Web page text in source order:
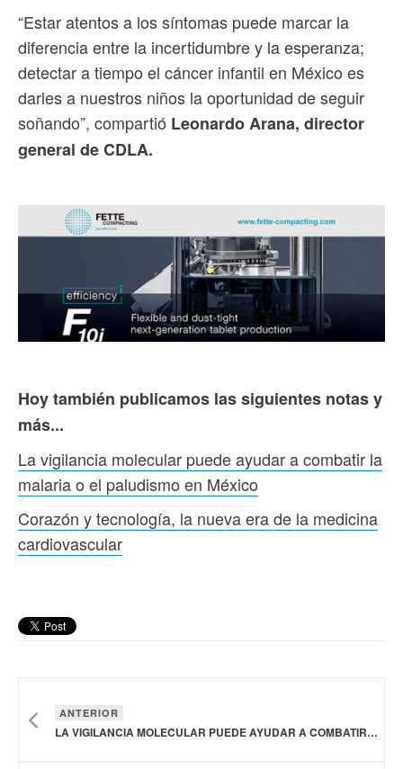
“Estar atentos a los síntomas puede marcar la
diferencia entre la incertidumbre y la esperanza;
detectar a tiempo el cáncer infantil en México es
darles a nuestros niños la oportunidad de seguir
soñando”, compartió Leonardo Arana, director
general de CDLA.
Hoy también publicamos las siguientes notas y
más...
La vigilancia molecular puede ayudar a combatir la
malaria o el paludismo en México
Corazón y tecnología, la nueva era de la medicina
cardiovascular
ANTERIOR
LA VIGILANCIA MOLECULAR PUEDE AYUDAR A COMBATIR LA MALARIA O EL PALUDISMO EN MÉXICO